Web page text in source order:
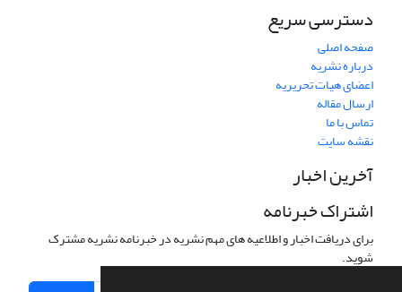
دسترسی سریع
صفحه اصلی
درباره نشریه
اعضای هیات تحریریه
ارسال مقاله
تماس با ما
نقشه سایت
آخرین اخبار
اشتراک خبرنامه
برای دریافت اخبار و اطلاعیه های مهم نشریه در خبرنامه نشریه مشترک
شوید.